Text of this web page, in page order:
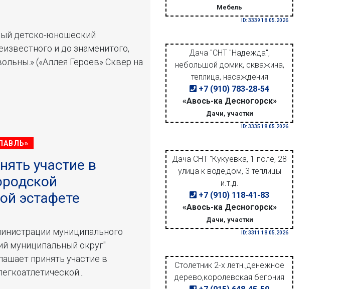
детско-юношеский
и до знаменитого,
(«Аллея Героев» Сквер на
участие в
эстафете
муниципального
муниципальный округ"
принять участие в
Мебель
ID: 3339 18.05.2026
Дача "СНТ "Надежда",
небольшой домик, скважина,
теплица, насаждения
+7 (910) 783-28-54
«Авось-ка Десногорск»
Дачи, участки
ID: 3335 18.05.2026
Дача СНТ "Кукуевка, 1 поле, 28
улица к воде,дом, 3 теплицы
и.т.д.
+7 (910) 118-41-83
«Авось-ка Десногорск»
Дачи, участки
ID: 3311 18.05.2026
Столетник 2-х летн.,денежное
дерево,королевская бегония